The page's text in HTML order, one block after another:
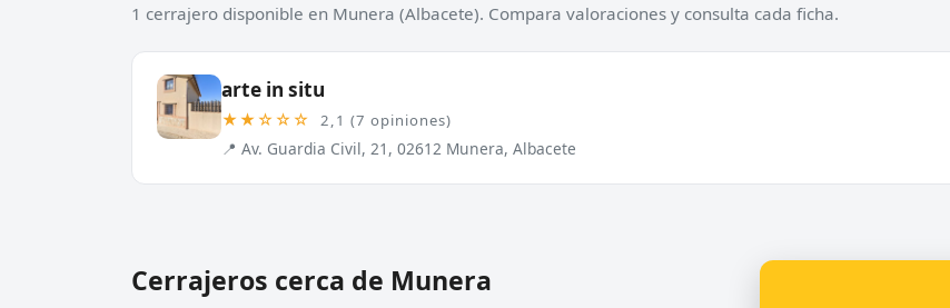
1 cerrajero disponible en Munera (Albacete). Compara valoraciones y consulta cada ficha.
arte in situ
★★☆☆☆ 2,1 (7 opiniones)
📍 Av. Guardia Civil, 21, 02612 Munera, Albacete
Cerrajeros cerca de Munera